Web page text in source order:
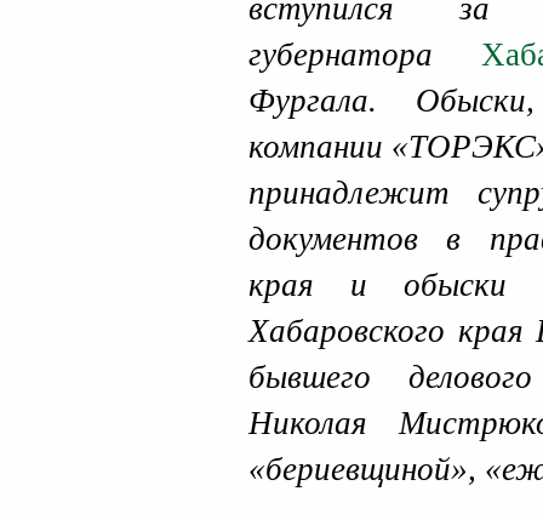
вступился за
губернатора
Фургала.
компании
принадлежит
документов в
края и обыски
Хабаровского
бывшего
Николая
«бериевщиной»,